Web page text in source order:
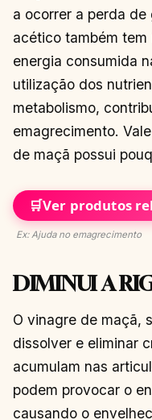
a ocorrer a perda
acético também
energia consumida
utilização dos
metabolismo,
emagrecimento.
de maçã possui
🛒Ver produtos
Ex: Ajuda no emagrecimento
DIMINUI A
O vinagre de maçã,
dissolver e eliminar
acumulam nas
podem provocar o
causando o